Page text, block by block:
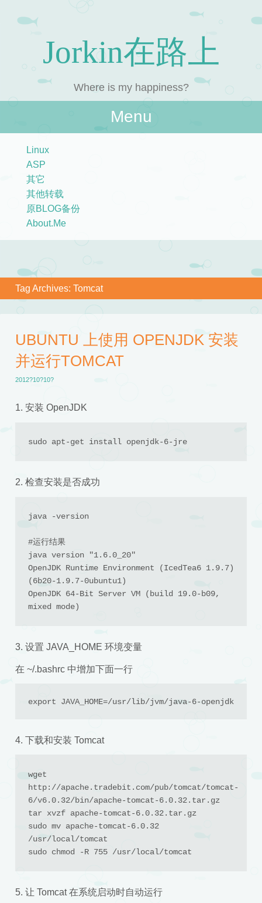
Jorkin在路上
Where is my happiness?
Menu
Linux
ASP
其它
其他转载
原BLOG备份
About.Me
Tag Archives: Tomcat
UBUNTU 上使用 OPENJDK 安装
并运行TOMCAT
2012?10?10?
1. 安装 OpenJDK
sudo apt-get install openjdk-6-jre
2. 检查安装是否成功
java -version
#运行结果
java version "1.6.0_20"
OpenJDK Runtime Environment (IcedTea6 1.9.7)
(6b20-1.9.7-0ubuntu1)
OpenJDK 64-Bit Server VM (build 19.0-b09,
mixed mode)
3. 设置 JAVA_HOME 环境变量
在 ~/.bashrc 中增加下面一行
export JAVA_HOME=/usr/lib/jvm/java-6-openjdk
4. 下载和安装 Tomcat
wget
http://apache.tradebit.com/pub/tomcat/tomcat-
6/v6.0.32/bin/apache-tomcat-6.0.32.tar.gz
tar xvzf apache-tomcat-6.0.32.tar.gz
sudo mv apache-tomcat-6.0.32
/usr/local/tomcat
sudo chmod -R 755 /usr/local/tomcat
5. 让 Tomcat 在系统启动时自动运行